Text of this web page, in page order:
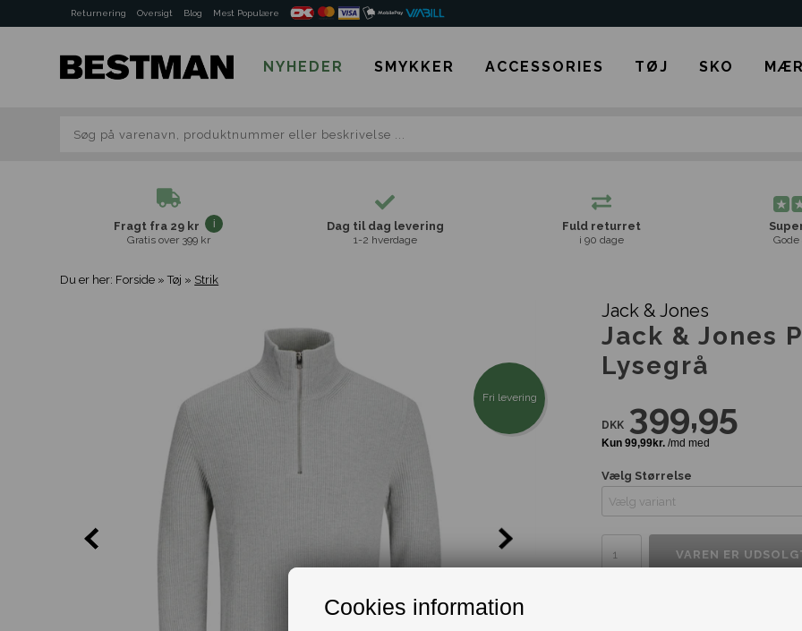
Cookies information
Returnering Oversigt Blog Mest Populære
NYHEDER SMYKKER ACCESSORIES TØJ SKO
Fragt fra 29 kr
Gratis over 399 kr
Dag til dag levering
1-2 hverdage
Fuld returret
i 90 dage
Du er her: Forside »Tøj » Strik
Fri levering
Jack & Jones
Jack & Jones
Lysegrå
DKK 399,95
Vælg Størrelse